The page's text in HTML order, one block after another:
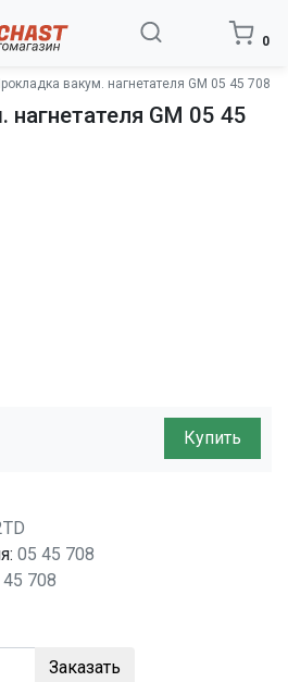
0
вакум. нагнетателя GM 05 45 708
GM 05 45
Купить
05 45 708
708
Заказать